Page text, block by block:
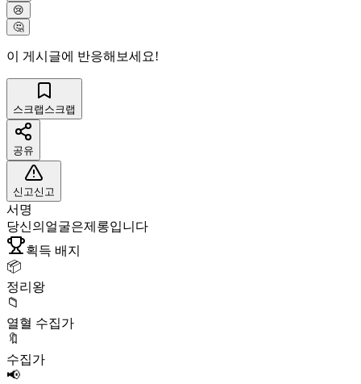
😢
🤔
이 게시글에 반응해보세요!
스크랩 스크랩
공유
신고신고
서명
당신의얼굴은제롱입니다
획득 배지
📦
정리왕
📁
열혈 수집가
🔖
수집가
📢